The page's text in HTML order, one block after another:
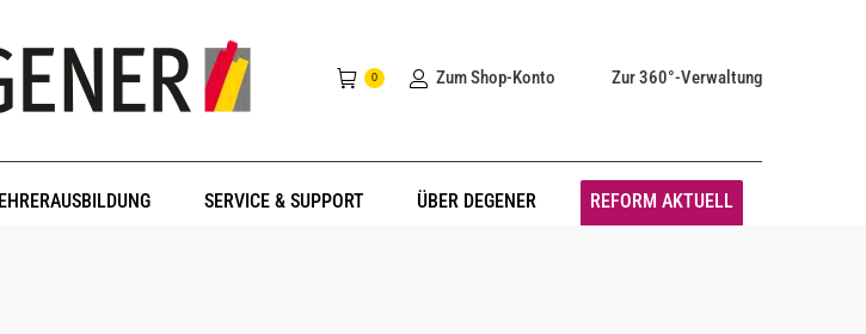
0 Zum Shop-Konto Zur 360°-Verwaltung
SERVICE & SUPPORT ÜBER DEGENER REFORM AKTUELL